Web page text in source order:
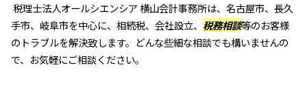
税理士法人オールシエンシア 横山会計事務所は、名古屋市、長久
手市、岐阜市を中心に、相続税、会社設立、 税務相談等のお客様
のトラブルを解決致します。どんな些細な相談でも構いませんの
で、お気軽にご相談ください。